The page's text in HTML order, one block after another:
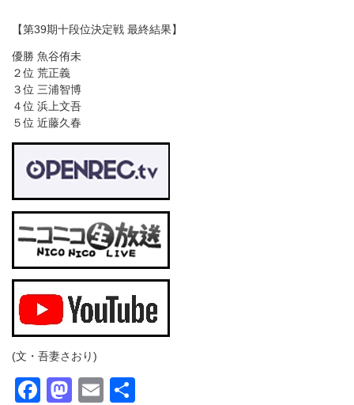
【第39期十段位決定戦 最終結果】
優勝 魚谷侑未
２位 荒正義
３位 三浦智博
４位 浜上文吾
５位 近藤久春
(文・吾妻さおり)
Facebook
Mastodon
Email